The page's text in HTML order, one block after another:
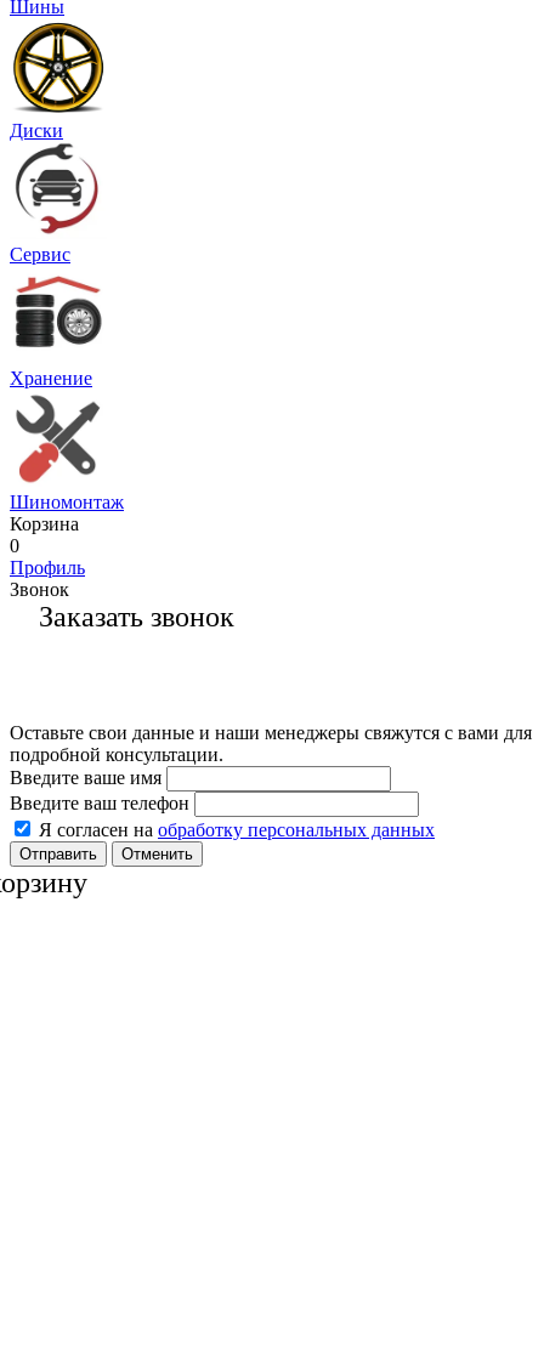
Шины
Диски
Сервис
Хранение
Шиномонтаж
Корзина
0
Профиль
Звонок
Заказать звонок
Оставьте свои данные и наши менеджеры свяжутся с вами для
подробной консультации.
Введите ваше имя
Введите ваш телефон
Я согласен на обработку персональных данных
Отменить